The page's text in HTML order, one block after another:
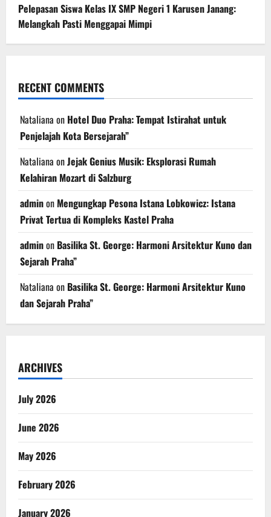
Pelepasan Siswa Kelas IX SMP Negeri 1 Karusen Janang:
Melangkah Pasti Menggapai Mimpi
RECENT COMMENTS
Nataliana on Hotel Duo Praha: Tempat Istirahat untuk
Penjelajah Kota Bersejarah”
Nataliana onJejak Genius Musik: Eksplorasi Rumah
Kelahiran Mozart di Salzburg
adminon Mengungkap Pesona Istana Lobkowicz: Istana
Privat Tertua di Kompleks Kastel Praha
adminon Basilika St. George: Harmoni Arsitektur Kuno dan
Sejarah Praha”
Nataliana on Basilika St. George: Harmoni Arsitektur Kuno
dan Sejarah Praha”
ARCHIVES
July 2026
June 2026
May 2026
February 2026
January 2026